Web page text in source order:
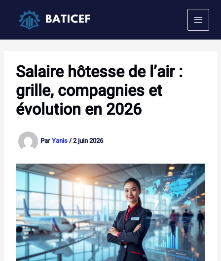
contenu
Salaire hôtesse de l’air :
grille, compagnies et
évolution en 2026
ParYanis/2 juin 2026